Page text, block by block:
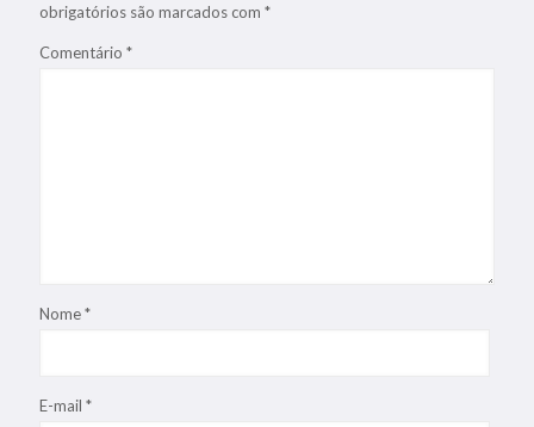
obrigatórios são marcados com *
Comentário *
Nome*
E-mail *